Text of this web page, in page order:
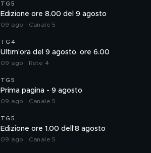
TG5
Edizione ore 8.00 del 9 agosto
09 ago | Canale 5
TG4
Ultim'ora del 9 agosto, ore 6.00
09 ago | Rete 4
TG5
Prima pagina - 9 agosto
09 ago | Canale 5
TG5
Edizione ore 1.00 dell'8 agosto
09 ago | Canale 5